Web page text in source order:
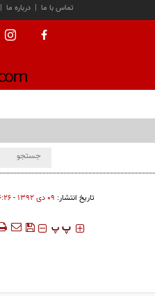
| درباره ما | تماس با ما
تاریخ انتشار: ۰۹ دی ۱۳۹۲ - ۱۶:۲۶
‍‍‍ پ پ